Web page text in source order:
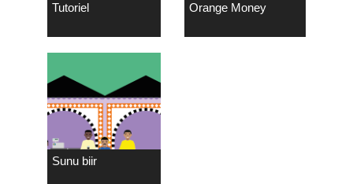
Tutoriel Orange Money
Sunu biir